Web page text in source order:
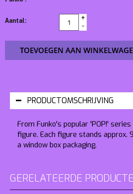
Aantal:
+
-
TOEVOEGEN AAN
PRODUCTOMSCHRIJVING
From Funko's popular 'POP!'
figure. Each figure stands approx.
a window box packaging.
GERELATEERDE